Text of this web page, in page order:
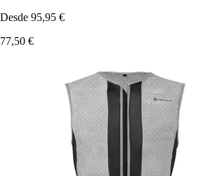
Desde 95,95 €
77,50 €